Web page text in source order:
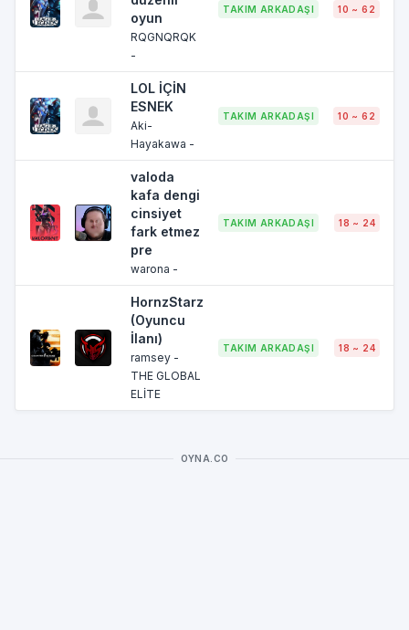
oyun
RQGNQRQK
-
TAKIM ARKADAŞI 10 ~ 62
LOL İÇİN
ESNEK
Aki-
Hayakawa -
TAKIM ARKADAŞI 10 ~ 62
valoda
kafa dengi
cinsiyet
fark etmez
pre
warona -
TAKIM ARKADAŞI 18 ~ 24
HornzStarz
(Oyuncu
İlanı)
ramsey -
THE GLOBAL
ELİTE
TAKIM ARKADAŞI 18 ~ 24
OYNA.CO